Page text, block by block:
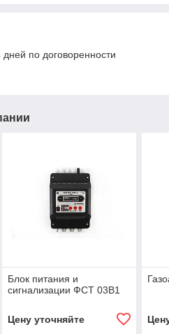
по договоренности
Блок питания и
сигнализации ФСТ 03В1
Цену уточняйте